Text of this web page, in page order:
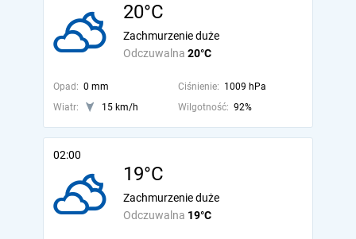
20°C
Odczuwalna 20°C
Zachmurzenie duże
Opad: 0 mm Ciśnienie: 1009 hPa
Wiatr:
15 km/h Wilgotność: 92%
02:00
19°C
Odczuwalna 19°C
Zachmurzenie duże